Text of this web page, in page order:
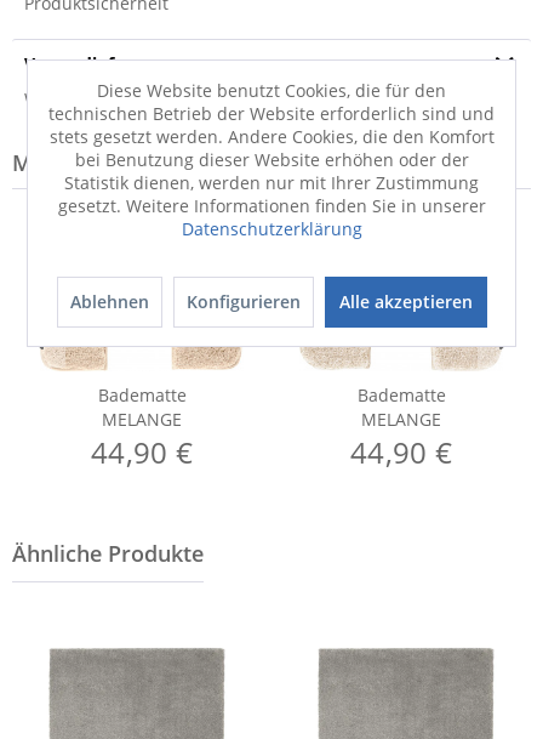
Versandinfo
Weitere Informationen zum Versand...
Modell-Familie: MELANGE
Badematte
MELANGE
44,90 €
Badematte
MELANGE
44,90 €
Diese Website benutzt Cookies, die für den
technischen Betrieb der Website erforderlich sind und
stets gesetzt werden. Andere Cookies, die den Komfort
bei Benutzung dieser Website erhöhen oder der
Statistik dienen, werden nur mit Ihrer Zustimmung
gesetzt. Weitere Informationen finden Sie in unserer
Datenschutzerklärung
Ablehnen Konfigurieren Alle akzeptieren